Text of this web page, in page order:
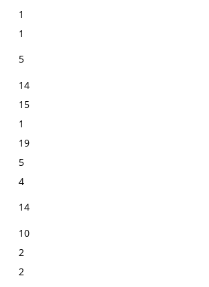
1
1
5
14
15
1
19
5
4
14
10
2
2